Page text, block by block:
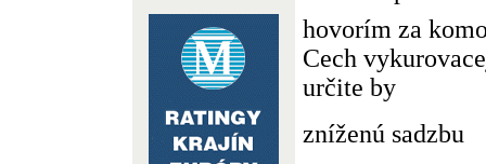
hovorím za
Cech
určite by
zníženú sadzbu